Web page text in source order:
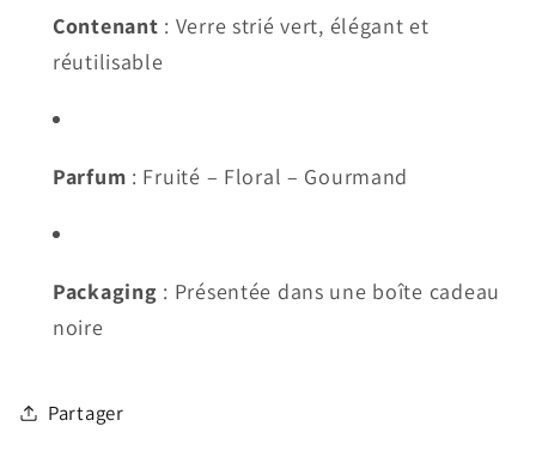
Contenant : Verre strié vert, élégant et
réutilisable
Parfum : Fruité – Floral – Gourmand
Packaging : Présentée dans une boîte cadeau
noire
Partager